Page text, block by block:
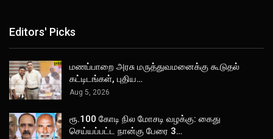
Editors' Picks
மணப்பாறை அரசு மருத்துவமனைக்கு கூடுதல்
கட்டிடங்கள், புதிய…
Aug 5, 2026
ரூ.100 கோடி நில மோசடி வழக்கு: கைது
செய்யப்பட்ட நான்கு பேரை 3…